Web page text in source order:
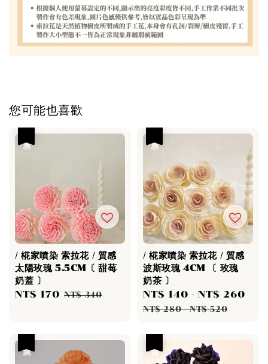
您可能也喜歡
/ 椛家噴染 索拉花 / 質感
太陽玫瑰 5.5CM〔 甜莓
奶蓋 〕
Sale
NT$ 170 Regular
NT$ 340
/ 椛家噴染 索拉花 / 質感
波斯玫瑰 4CM 〔 玫瑰
奶茶 〕
Sale
price
NT$ 140 -NT$ 260
NT$ 280-NT$ 520